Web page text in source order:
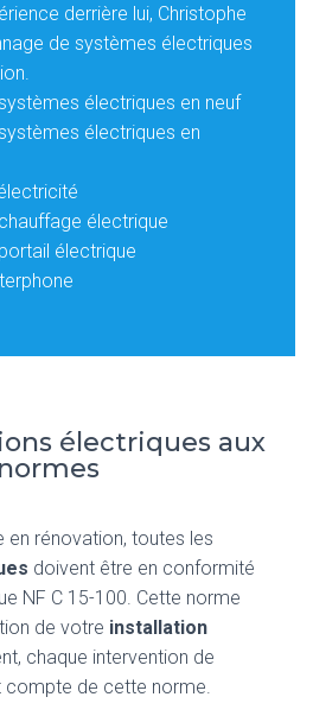
derrière lui, Christophe
de systèmes électriques
électriques en neuf
électriques en
électrique
électrique
électriques aux
normes
en rénovation, toutes les
doivent être en conformité
NF C 15-100. Cette norme
de votre installation
chaque intervention de
compte de cette norme.